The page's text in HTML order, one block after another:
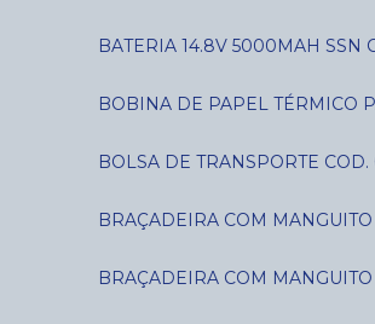
BATERIA 14.8V 5000MAH SSN
BOBINA DE PAPEL TÉRMICO
BOLSA DE TRANSPORTE
BRAÇADEIRA COM
BRAÇADEIRA COM